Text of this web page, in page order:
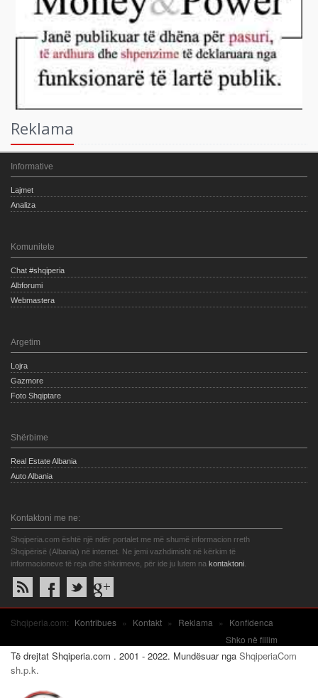
Reklama
Informative
Lajmet
Analiza
Komunitete
Chat #shqiperia
Albforumi
Webmastera
Argetim
Lojra
Gazmore
Foto Shqiptare
Shërbime
Real Estate Albania
Auto Albania
Kontaktoni me ne:
Shqiperia.com është një ndër portalet me më shumë informacion rreth
Shqipërisë (Albania) në internet. Ne jemi vazhdimisht në kërkim të
informacioneve të reja dhe shkrimeve, për ide ju lutem na kontaktoni
Shqiperia.com: Kontribues » Kontakt » Reklama »
Konfidenca
Shko në fillim
Të drejtat Shqiperia.com . 2001 - 2022. Mundësuar nga ShqiperiaCom
sh.p.k.